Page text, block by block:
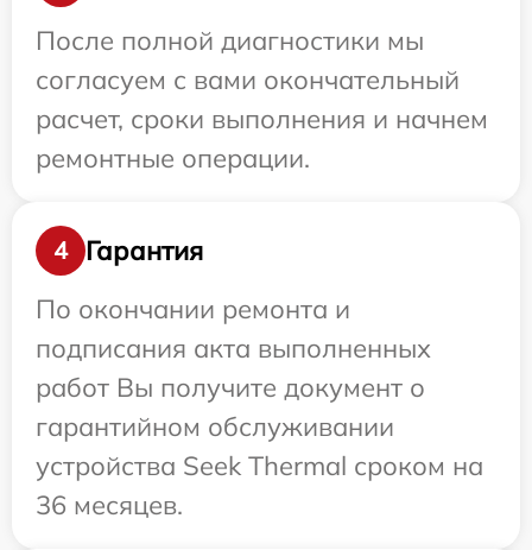
После полной диагностики мы
согласуем с вами окончательный
расчет, сроки выполнения и начнем
ремонтные операции.
4
Гарантия
По окончании ремонта и
подписания акта выполненных
работ Вы получите документ о
гарантийном обслуживании
устройства Seek Thermal сроком на
36 месяцев.